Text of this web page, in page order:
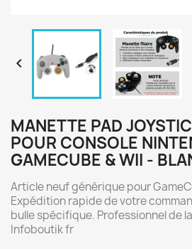

MANETTE PAD
POUR CONSOLE
GAMECUBE & WII -
Article neuf générique pour
Expédition rapide de votre
bulle spécifique. Professionnel de
Infoboutik fr